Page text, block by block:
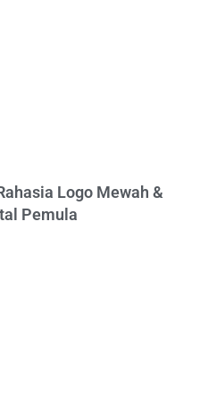
Logo Mewah &
Pemula